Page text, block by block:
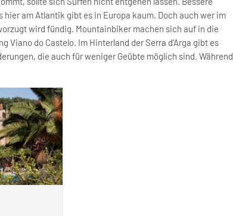
hier am Atlantik gibt es in Europa kaum. Doch auch wer im
wird fündig. Mountainbiker machen sich auf in die
Viano do Castelo. Im Hinterland der Serra d‘Arga gibt es
die auch für weniger Geübte möglich sind. Während
Gemeinsame im Familienurlaub nicht zu kurz kommt, gibt